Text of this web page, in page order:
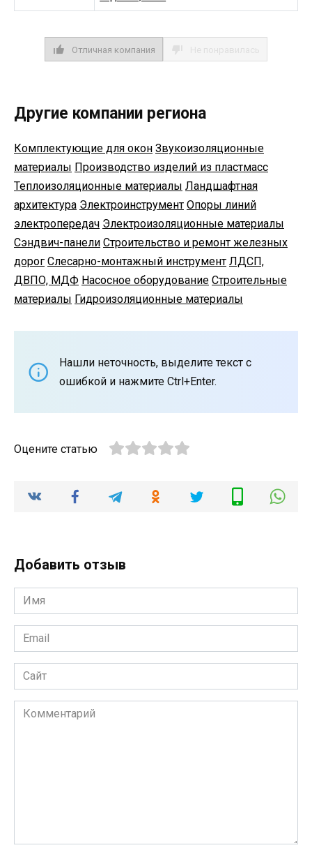
Отличная компания
Другие компании региона
Комплектующие для окон Звукоизоляционные
материалы Производство изделий из пластмасс
Теплоизоляционные материалы Ландшафтная
архитектура Электроинструмент Опоры линий
электропередач Электроизоляционные материалы
Сэндвич-панели Строительство и ремонт железных
дорог Слесарно-монтажный инструмент ЛДСП,
ДВПО, МДФ Насосное оборудование Строительные
материалы Гидроизоляционные материалы
Нашли неточность, выделите текст с
ошибкой и нажмите Ctrl+Enter.
Оцените статью
Добавить отзыв
Имя
*
Email
*
Сайт
Комментарий